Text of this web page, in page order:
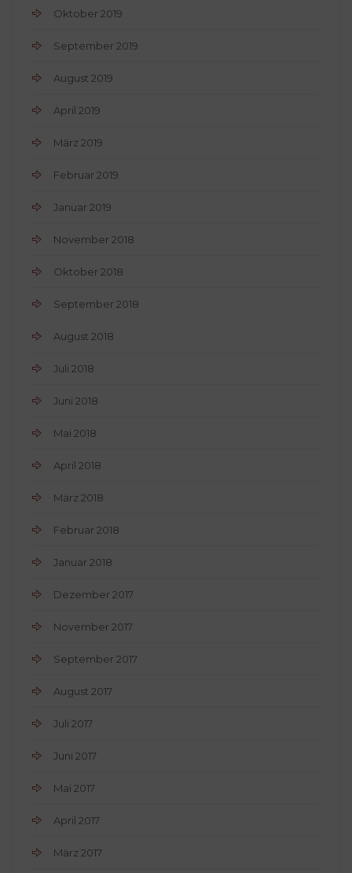
Oktober 2019
September 2019
August 2019
April 2019
März 2019
Februar 2019
Januar 2019
November 2018
Oktober 2018
September 2018
August 2018
Juli 2018
Juni 2018
Mai 2018
April 2018
März 2018
Februar 2018
Januar 2018
Dezember 2017
November 2017
September 2017
August 2017
Juli 2017
Juni 2017
Mai 2017
April 2017
März 2017